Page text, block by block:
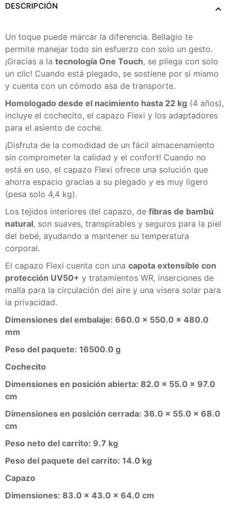
DESCRIPCIÓN
Un toque puede marcar la diferencia. Bellagio te
permite manejar todo sin esfuerzo con solo un gesto.
¡Gracias a la tecnología One Touch, se pliega con solo
un clic! Cuando está plegado, se sostiene por sí mismo
y cuenta con un cómodo asa de transporte.
Homologado desde el nacimiento hasta 22 kg (4 años),
incluye el cochecito, el capazo Flexi y los adaptadores
para el asiento de coche.
¡Disfruta de la comodidad de un fácil almacenamiento
sin comprometer la calidad y el confort! Cuando no
está en uso, el capazo Flexi ofrece una solución que
ahorra espacio gracias a su plegado y es muy ligero
(pesa solo 4,4 kg).
Los tejidos interiores del capazo, de fibras de bambú
natural, son suaves, transpirables y seguros para la piel
del bebé, ayudando a mantener su temperatura
corporal.
El capazo Flexi cuenta con una capota extensible con
protección UV50+ y tratamientos WR, inserciones de
malla para la circulación del aire y una visera solar para
la privacidad.
Dimensiones del embalaje: 660.0 x 550.0 x 480.0
mm
Peso del paquete: 16500.0 g
Cochecito
Dimensiones en posición abierta: 82.0 x 55.0 x 97.0
cm
Dimensiones en posición cerrada: 36.0 x 55.0 x 68.0
cm
Peso neto del carrito: 9.7 kg
Peso del paquete del carrito: 14.0 kg
Capazo
Dimensiones: 83.0 x 43.0 x 64.0 cm